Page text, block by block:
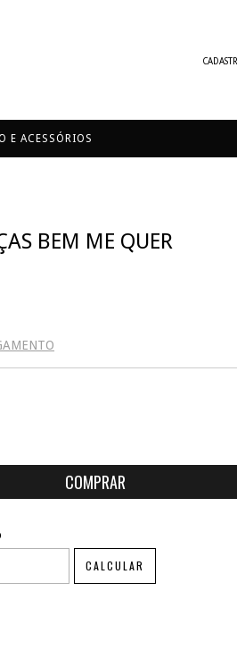
E ACESSÓRIOS
BEM ME QUER
CALCULAR